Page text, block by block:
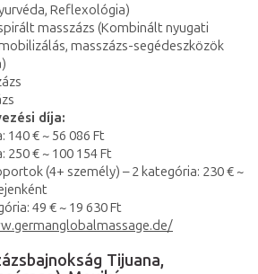
Reflexológia)
masszázs (Kombinált nyugati
masszázs-segédeszközök
díja:
140 € ~ 56 086 Ft
250 € ~ 100 154 Ft
(4+ személy) – 2 kategória: 230 € ~
49 € ~ 19 630 Ft
Tijuana,